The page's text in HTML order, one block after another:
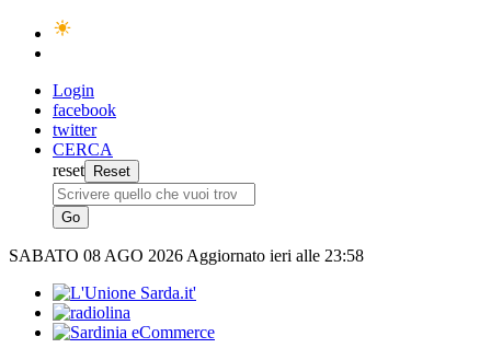
Login
facebook
twitter
CERCA
reset
SABATO 08 AGO 2026 Aggiornato ieri alle 23:58